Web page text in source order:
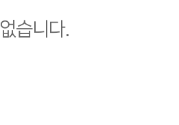
습니다.